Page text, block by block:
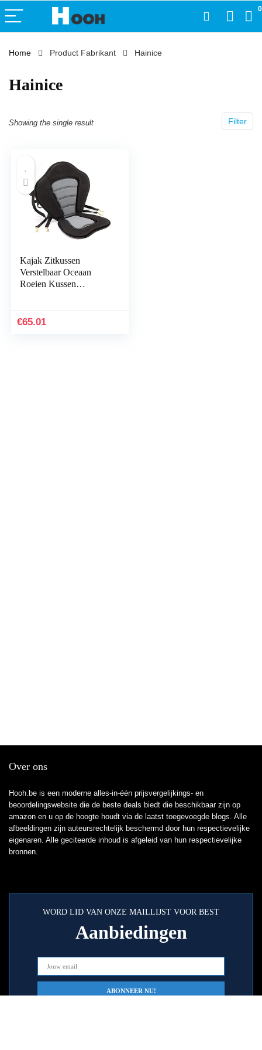
0
Home Product Fabrikant ‎Hainice
‎Hainice
Filter
Showing the single result
Kajak Zitkussen
Verstelbaar Oceaan
Roeien Kussen
Dikker Zachte Kajak
€65.01
Over ons
Hooh.be is een moderne alles-in-één prijsvergelijkings- en
beoordelingswebsite die de beste deals biedt die beschikbaar zijn op
amazon en u op de hoogte houdt via de laatst toegevoegde blogs. Alle
afbeeldingen zijn auteursrechtelijk beschermd door hun respectievelijke
eigenaren. Alle geciteerde inhoud is afgeleid van hun respectievelijke
bronnen.
WORD LID VAN ONZE MAILLIJST VOOR BEST
Aanbiedingen